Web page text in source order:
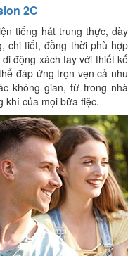
2C
tiếng hát trung thực, dày
chi tiết, đồng thời phù hợp
động xách tay với thiết kế
đáp ứng trọn vẹn cả nhu
không gian, từ trong nhà
khí của mọi bữa tiệc.